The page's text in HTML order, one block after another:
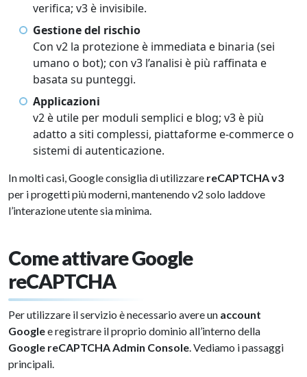
verifica; v3 è invisibile.
Gestione del rischio
Con v2 la protezione è immediata e binaria (sei
umano o bot); con v3 l’analisi è più raffinata e
basata su punteggi.
Applicazioni
v2 è utile per moduli semplici e blog; v3 è più
adatto a siti complessi, piattaforme e-commerce o
sistemi di autenticazione.
In molti casi, Google consiglia di utilizzare reCAPTCHA v3
per i progetti più moderni, mantenendo v2 solo laddove
l’interazione utente sia minima.
Come attivare Google
reCAPTCHA
Per utilizzare il servizio è necessario avere un account
Googlee registrare il proprio dominio all’interno della
Google reCAPTCHA Admin Console. Vediamo i passaggi
principali.